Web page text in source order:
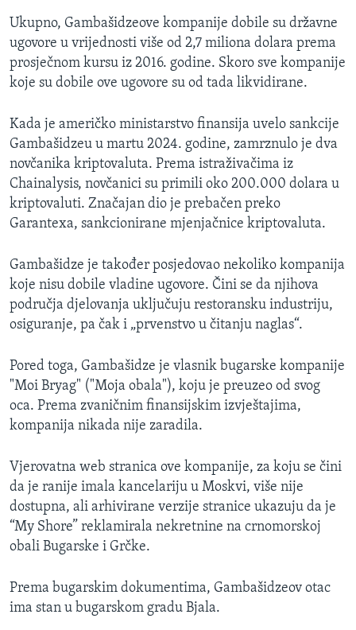
Ukupno, Gambašidzeove kompanije dobile su državne
ugovore u vrijednosti više od 2,7 miliona dolara prema
prosječnom kursu iz 2016. godine. Skoro sve kompanije
koje su dobile ove ugovore su od tada likvidirane.
Kada je američko ministarstvo finansija uvelo sankcije
Gambašidzeu u martu 2024. godine, zamrznulo je dva
novčanika kriptovaluta. Prema istraživačima iz
Chainalysis, novčanici su primili oko 200.000 dolara u
kriptovaluti. Značajan dio je prebačen preko
Garantexa, sankcionirane mjenjačnice kriptovaluta.
Gambašidze je također posjedovao nekoliko kompanija
koje nisu dobile vladine ugovore. Čini se da njihova
područja djelovanja uključuju restoransku industriju,
osiguranje, pa čak i „prvenstvo u čitanju naglas“.
Pored toga, Gambašidze je vlasnik bugarske kompanije
"Moi Bryag" ("Moja obala"), koju je preuzeo od svog
oca. Prema zvaničnim finansijskim izvještajima,
kompanija nikada nije zaradila.
Vjerovatna web stranica ove kompanije, za koju se čini
da je ranije imala kancelariju u Moskvi, više nije
dostupna, ali arhivirane verzije stranice ukazuju da je
“My Shore” reklamirala nekretnine na crnomorskoj
obali Bugarske i Grčke.
Prema bugarskim dokumentima, Gambašidzeov otac
ima stan u bugarskom gradu Bjala.